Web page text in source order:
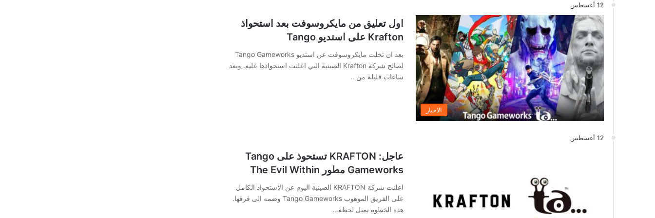
12 أغسطس
الاخبار
اول تعليق من مايكروسوفت بعد استحواذ
Krafton على استديو Tango
بعد ان تخلت مايكروسوفت عن استديو Tango Gameworks
لصالح شركة Krafton الصينية التي اعلنت استحواذها عليه. وبعد
ساعات قليلة من…
12 أغسطس
عاجل: KRAFTON تستحوذ على Tango
Gameworks مطور The Evil Within
اعلنت شركة KRAFTON الصينية اليوم عن الاستحواذ الكامل
على الفريق الموهوب Tango Gameworks وضمه الى فرقها.
هذه الخطوة تمثل لحظة…